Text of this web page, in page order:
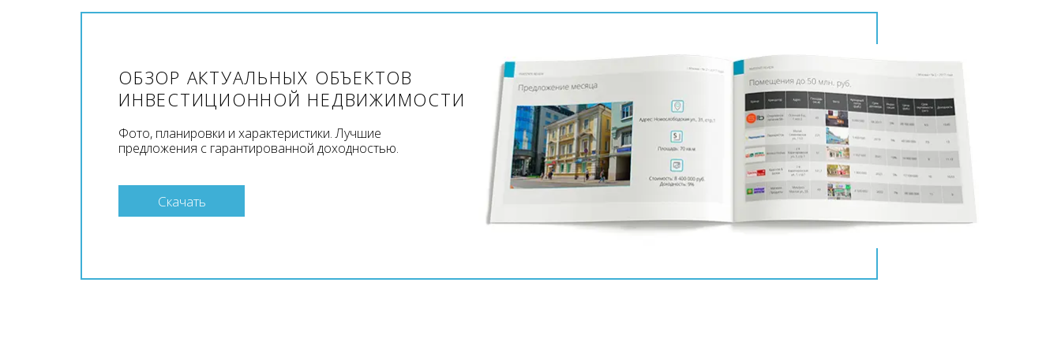
ОБЗОР АКТУАЛЬНЫХ ОБЪЕКТОВ
ИНВЕСТИЦИОННОЙ НЕДВИЖИМОСТИ
Фото, планировки и характеристики. Лучшие
предложения с гарантированной доходностью.
Скачать